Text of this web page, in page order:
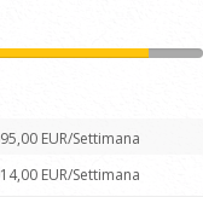
EUR/Settimana
EUR/Settimana